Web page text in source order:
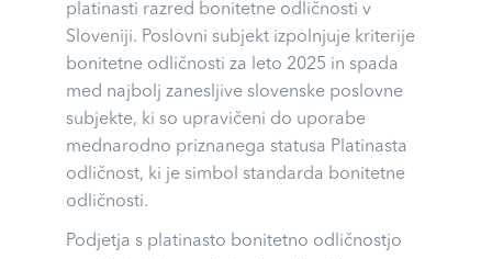
platinasti razred bonitetne odličnosti v
Sloveniji. Poslovni subjekt izpolnjuje kriterije
bonitetne odličnosti za leto 2025 in spada
med najbolj zanesljive slovenske poslovne
subjekte, ki so upravičeni do uporabe
mednarodno priznanega statusa Platinasta
odličnost, ki je simbol standarda bonitetne
odličnosti.
Podjetja s platinasto bonitetno odličnostjo